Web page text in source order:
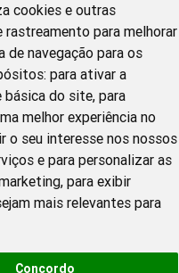
cookies e outras
rastreamento para melhorar
de navegação para os
para ativar a
básica do site, para
melhor experiência no
o seu interesse nos nossos
e para personalizar as
, para exibir
mais relevantes para
Concordo